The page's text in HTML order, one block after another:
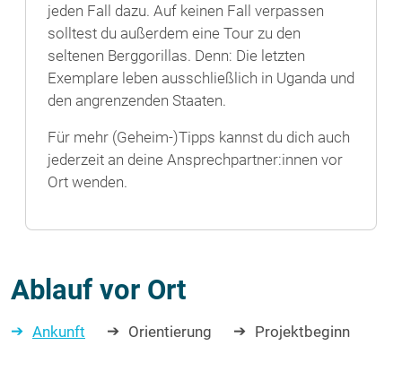
jeden Fall dazu. Auf keinen Fall verpassen
solltest du außerdem eine Tour zu den
seltenen Berggorillas. Denn: Die letzten
Exemplare leben ausschließlich in Uganda und
den angrenzenden Staaten.
Für mehr (Geheim-)Tipps kannst du dich auch
jederzeit an deine Ansprechpartner:innen vor
Ort wenden.
Ablauf vor Ort
Ankunft Orientierung Projektbeginn